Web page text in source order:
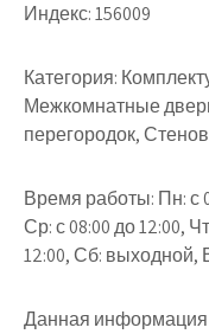
Индекс:156009
Категория:
Межкомнатные
перегородок,
Время работы: Пн: с
Ср: с 08:00 до 12:00,
12:00, Сб: выходной,
Данная информация